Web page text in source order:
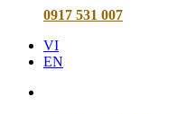
0917 531 007
VI
EN